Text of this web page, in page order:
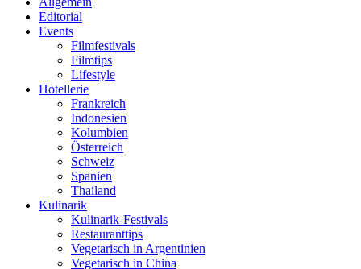
Editorial
Events
Filmfestivals
Filmtips
Lifestyle
Hotellerie
Frankreich
Indonesien
Kolumbien
Österreich
Schweiz
Spanien
Thailand
Kulinarik
Kulinarik-Festivals
Restauranttips
Vegetarisch in Argentinien
Vegetarisch in China